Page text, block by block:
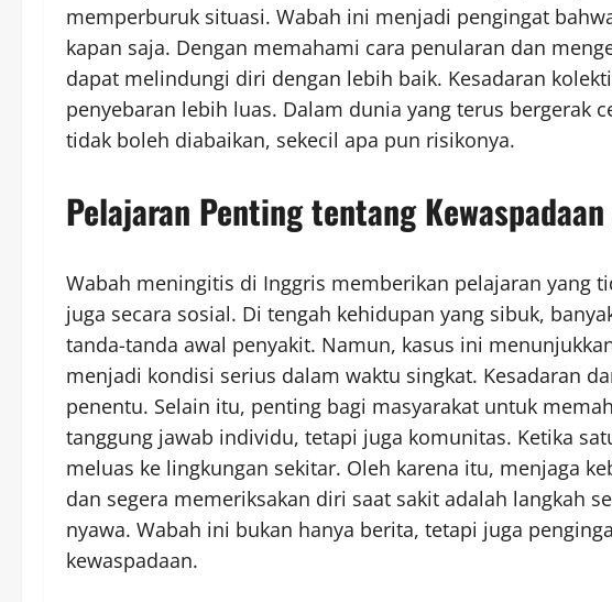
memperburuk situasi. Wabah ini menjadi pengingat
kapan saja. Dengan memahami cara penularan dan
dapat melindungi diri dengan lebih baik. Kesadaran
penyebaran lebih luas. Dalam dunia yang terus bergerak
tidak boleh diabaikan, sekecil apa pun risikonya.
Pelajaran Penting tentang
Wabah meningitis di Inggris memberikan pelajaran yang
juga secara sosial. Di tengah kehidupan yang sibuk,
tanda-tanda awal penyakit. Namun, kasus ini
menjadi kondisi serius dalam waktu singkat. Kesadaran
penentu. Selain itu, penting bagi masyarakat untuk
tanggung jawab individu, tetapi juga komunitas. Ketika
meluas ke lingkungan sekitar. Oleh karena itu, menjaga
dan segera memeriksakan diri saat sakit adalah langkah
nyawa. Wabah ini bukan hanya berita, tetapi juga
kewaspadaan.